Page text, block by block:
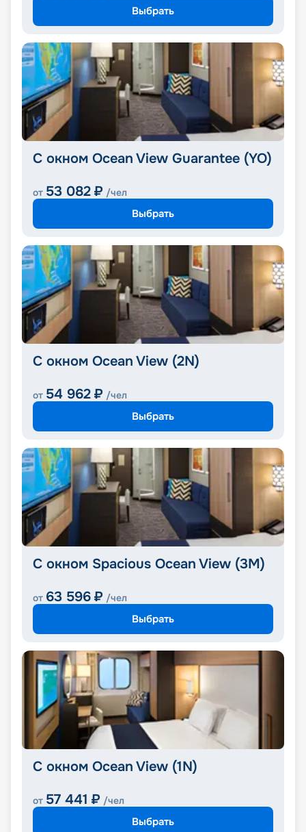
Выбрать
С окном Ocean View Guarantee (YO)
от 53 082 ₽ /чел
Выбрать
С окном Ocean View (2N)
от 54 962 ₽ /чел
Выбрать
С окном Spacious Ocean View (3M)
от 63 596 ₽ /чел
Выбрать
С окном Ocean View (1N)
от 57 441 ₽ /чел
Выбрать